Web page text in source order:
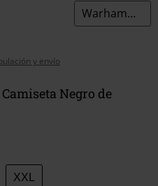
y envío
Warhammer 40,000
Negro de
XXL